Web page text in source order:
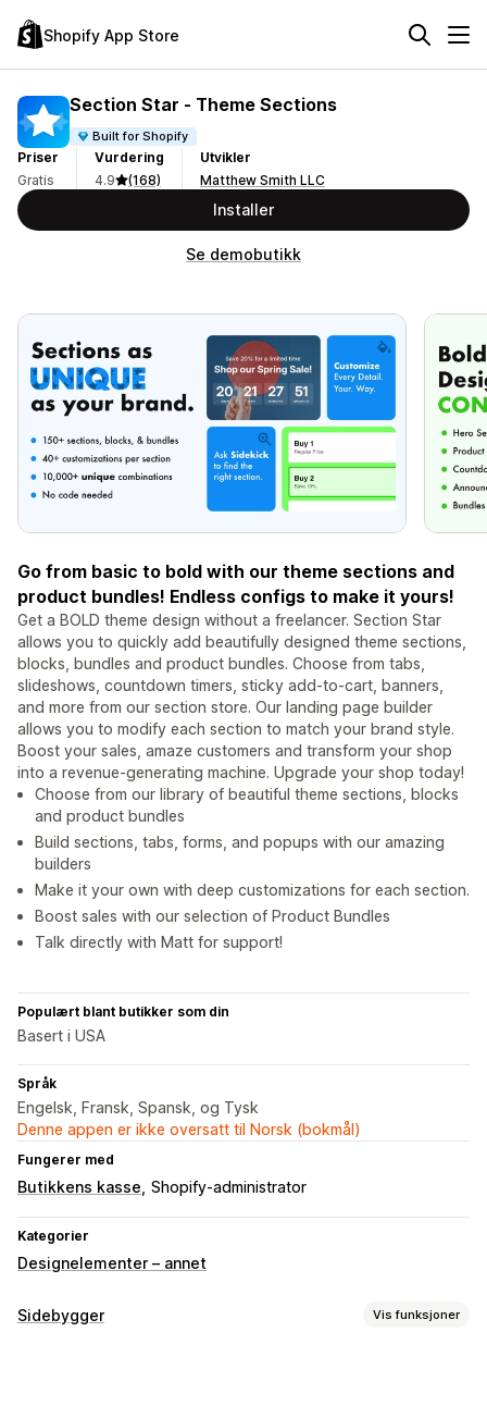
Shopify App Store
Section Star ‑ Theme Sections
Built for Shopify
Priser
Gratis
Vurdering
4.9
(168)
Utvikler
Matthew Smith LLC
Installer
Se demobutikk
Go from basic to bold with our theme sections and
product bundles! Endless configs to make it yours!
Get a BOLD theme design without a freelancer. Section Star
allows you to quickly add beautifully designed theme sections,
blocks, bundles and product bundles. Choose from tabs,
slideshows, countdown timers, sticky add-to-cart, banners,
and more from our section store. Our landing page builder
allows you to modify each section to match your brand style.
Boost your sales, amaze customers and transform your shop
into a revenue-generating machine. Upgrade your shop today!
Choose from our library of beautiful theme sections, blocks
and product bundles
Build sections, tabs, forms, and popups with our amazing
builders
Make it your own with deep customizations for each section.
Boost sales with our selection of Product Bundles
Talk directly with Matt for support!
Populært blant butikker som din
Basert i USA
Språk
Engelsk, Fransk, Spansk, og Tysk
Denne appen er ikke oversatt til Norsk (bokmål)
Fungerer med
Butikkens kasse Shopify-administrator
Kategorier
Designelementer – annet
Sidebygger Vis funksjoner